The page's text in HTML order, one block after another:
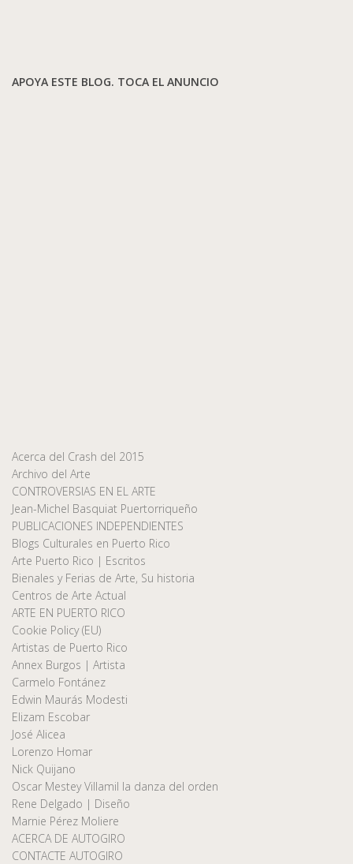
APOYA ESTE BLOG. TOCA EL ANUNCIO
Acerca del Crash del 2015
Archivo del Arte
CONTROVERSIAS EN EL ARTE
Jean-Michel Basquiat Puertorriqueño
PUBLICACIONES INDEPENDIENTES
Blogs Culturales en Puerto Rico
Arte Puerto Rico | Escritos
Bienales y Ferias de Arte, Su historia
Centros de Arte Actual
ARTE EN PUERTO RICO
Cookie Policy (EU)
Artistas de Puerto Rico
Annex Burgos | Artista
Carmelo Fontánez
Edwin Maurás Modesti
Elizam Escobar
José Alicea
Lorenzo Homar
Nick Quijano
Oscar Mestey Villamil la danza del orden
Rene Delgado | Diseño
Marnie Pérez Moliere
ACERCA DE AUTOGIRO
CONTACTE AUTOGIRO